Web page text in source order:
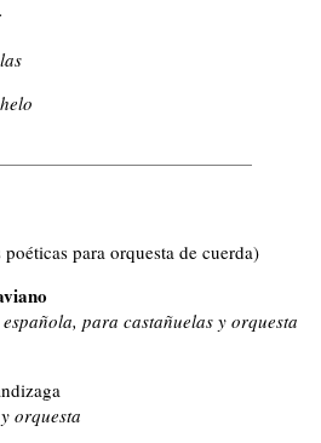
para orquesta de cuerda)
para castañuelas y orquesta
orquesta